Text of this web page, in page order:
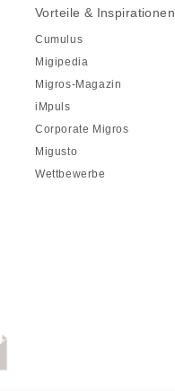
Vorteile & Inspirationen
Cumulus
Migipedia
Migros-Magazin
iMpuls
Corporate Migros
Migusto
Wettbewerbe